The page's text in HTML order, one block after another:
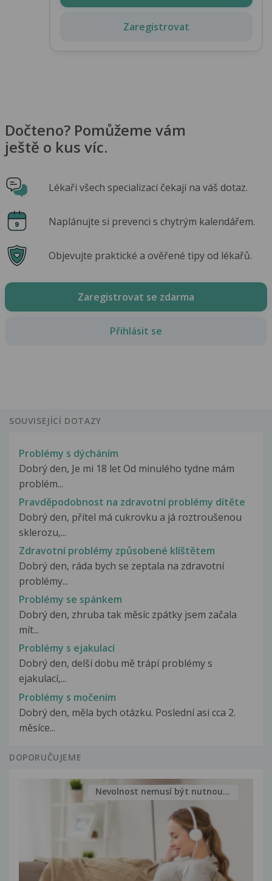
Zaregistrovat
Dočteno? Pomůžeme vám
ještě o kus víc.
Lékaři všech specializací čekají na váš dotaz.
Naplánujte si prevenci s chytrým kalendářem.
Objevujte praktické a ověřené tipy od lékařů.
Zaregistrovat se zdarma
Přihlásit se
SOUVISEJÍCÍ DOTAZY
Problémy s dýcháním
Dobrý den, Je mi 18 let Od minulého tydne mám
problém...
Pravděpodobnost na zdravotní problémy dítěte
Dobrý den, přítel má cukrovku a já roztroušenou
sklerozu,...
Zdravotní problémy způsobené klíštětem
Dobrý den, ráda bych se zeptala na zdravotní
problémy...
Problémy se spánkem
Dobrý den, zhruba tak měsíc zpátky jsem začala
mít...
Problémy s ejakulací
Dobrý den, delší dobu mě trápí problémy s
ejakulací,...
Problémy s močením
Dobrý den, měla bych otázku. Poslední asi cca 2.
měsíce...
DOPORUČUJEME
Nevolnost nemusí být nutnou...